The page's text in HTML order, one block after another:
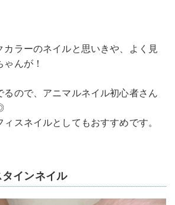
カラーのネイルと思いきや、よく見
んが！
るので、アニマルネイル初心者さん
スネイルとしてもおすすめです。
インネイル